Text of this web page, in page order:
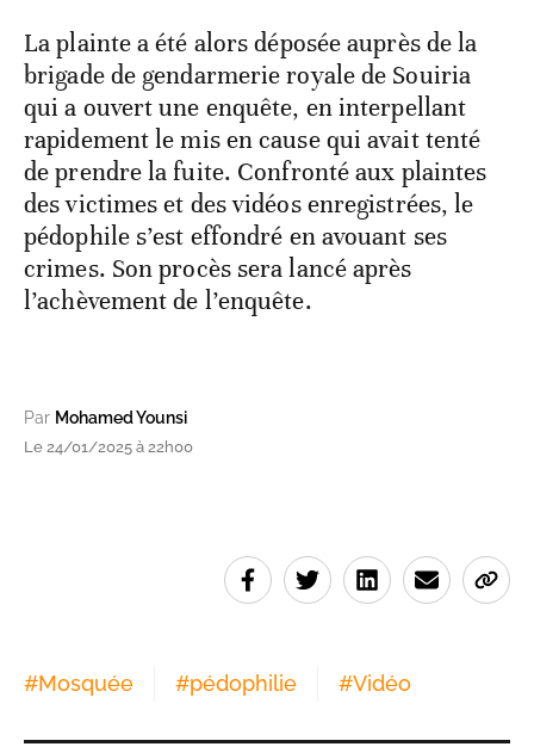
La plainte a été alors déposée auprès de la
brigade de gendarmerie royale de Souiria
qui a ouvert une enquête, en interpellant
rapidement le mis en cause qui avait tenté
de prendre la fuite. Confronté aux plaintes
des victimes et des vidéos enregistrées, le
pédophile s’est effondré en avouant ses
crimes. Son procès sera lancé après
l’achèvement de l’enquête.
Par Mohamed Younsi
Le 24/01/2025 à 22h00
#Mosquée #pédophilie #Vidéo